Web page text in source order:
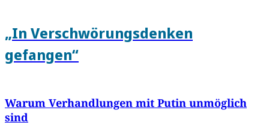
„In Verschwörungsdenken
gefangen“
Warum Verhandlungen mit Putin unmöglich
sind